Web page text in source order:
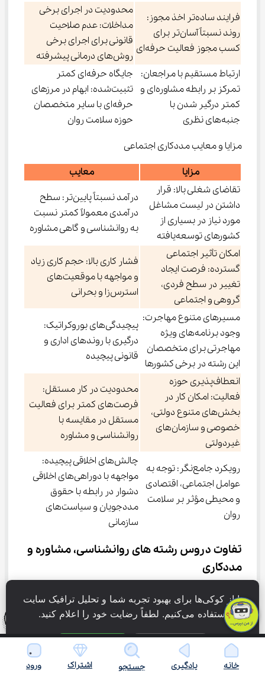
فرایند ساده‌تر اخذ مجوز:
روند نسبتاً آسان‌تر برای
کسب مجوز فعالیت حرفه‌ای
محدودیت در اجرای برخی
مداخلات: عدم صلاحیت
قانونی برای اجرای برخی
روش‌های درمانی پیشرفته
ارتباط مستقیم با مراجعان:
تمرکز بر رابطه مشاوره‌ای و
کمتر درگیر شدن با
جنبه‌های نظری
جایگاه حرفه‌ای کمتر
تثبیت‌شده: ابهام در مرزهای
حرفه‌ای با سایر متخصصان
حوزه سلامت روان
مزایا و معایب مددکاری اجتماعی
مزایا
معایب
تقاضای شغلی بالا: قرار
داشتن در لیست مشاغل
مورد نیاز در بسیاری از
کشورهای توسعه‌یافته
درآمد نسبتاً پایین‌تر: سطح
درآمدی معمولاً کمتر نسبت
به روانشناسی و گاهی مشاوره
امکان تأثیر اجتماعی
گسترده: فرصت ایجاد
تغییر در سطح فردی،
گروهی و اجتماعی
فشار کاری بالا: حجم کاری زیاد
و مواجهه با موقعیت‌های
استرس‌زا و بحرانی
مسیرهای متنوع مهاجرت:
وجود برنامه‌های ویژه
مهاجرتی برای متخصصان
این رشته در برخی کشورها
پیچیدگی‌های بوروکراتیک:
درگیری با روندهای اداری و
قانونی پیچیده
انعطاف‌پذیری حوزه
فعالیت: امکان کار در
بخش‌های متنوع دولتی،
خصوصی و سازمان‌های
غیردولتی
محدودیت در کار مستقل:
فرصت‌های کمتر برای فعالیت
مستقل در مقایسه با
روانشناسی و مشاوره
رویکرد جامع‌نگر: توجه به
عوامل اجتماعی، اقتصادی
و محیطی مؤثر بر سلامت
روان
چالش‌های اخلاقی پیچیده:
مواجهه با دوراهی‌های اخلاقی
دشوار در رابطه با حقوق
مددجویان و سیاست‌های
سازمانی
تفاوت دروس رشته های روانشناسی، مشاوره و
مددکاری
دانشگاه، کارگاه ساخت متخصصان آینده است و هر رشته،
ابزارهای خاص خود را در اختیار دانشجویان قرار می‌دهد. در
حالی که روانشناسی، مشاوره و مددکاری اجتماعی همگی به
دنبال کمک به انسان‌ها هستند اما
تفاوت واحدهای درسی
رشته روانشناسی، مشاوره و مددکاری
بسیار چشمگیر
است. روانشناسی دانشجویان را به سفری علمی در ژرفای
خانه یادگیری جستجو اشتراک ورود
ما از کوکی‌ها برای بهبود تجربه شما و تحلیل ترافیک سایت
استفاده می‌کنیم. لطفاً رضایت خود را اعلام کنید.
فقط ضروری پذیرش همه